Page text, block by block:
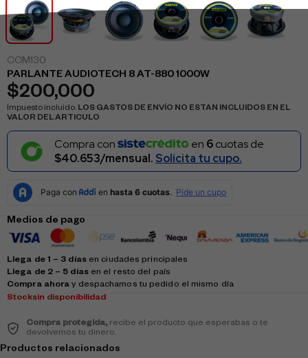
CCM130
PARLANTE AUDIOTECH 8 AT-880 1000W
$200,000
Impuesto incluido. LOS GASTOS DE ENVÍO NO ESTAN INCLUIDOS EN EL
VALOR DEL ARTICULO
Compra con en 6cuotas de
$40.653/mensual. Solicita tu cupo.
Medios de pago
Llega de 1 – 3 díasen ciudades principales
Llega de 2 – 5 díasen el resto del país
Compra ahora y despachamos tu pedido el mismo día
Stocksin disponibilidad
Compra protegida,recibe el producto que esperabas o te
devolvemos tu dinero.
Productos relacionados